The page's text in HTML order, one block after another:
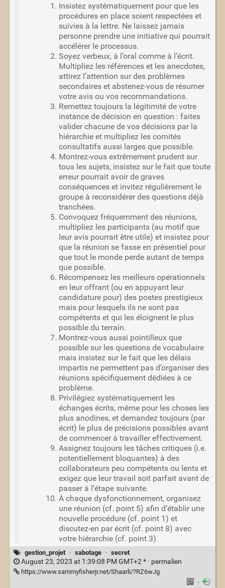
Insistez systématiquement pour que les
procédures en place soient respectées et
suivies à la lettre. Ne laissez jamais
personne prendre une initiative qui pourrait
accélérer le processus.
Soyez verbeux, à l’oral comme à l’écrit.
Multipliez les références et les anecdotes,
attirez l’attention sur des problèmes
secondaires et abstenez-vous de résumer
votre avis ou vos recommandations.
Remettez toujours la légitimité de votre
instance de décision en question : faites
valider chacune de vos décisions par la
hiérarchie et multipliez les comités
consultatifs aussi larges que possible.
Montrez-vous extrêmement prudent sur
tous les sujets, insistez sur le fait que toute
erreur pourrait avoir de graves
conséquences et invitez régulièrement le
groupe à reconsidérer des questions déjà
tranchées.
Convoquez fréquemment des réunions,
multipliez les participants (au motif que
leur avis pourrait être utile) et insistez pour
que la réunion se fasse en présentiel pour
que tout le monde perde autant de temps
que possible.
Récompensez les meilleurs opérationnels
en leur offrant (ou en appuyant leur
candidature pour) des postes prestigieux
mais pour lesquels ils ne sont pas
compétents et qui les éloignent le plus
possible du terrain.
Montrez-vous aussi pointilleux que
possible sur les questions de vocabulaire
mais insistez sur le fait que les délais
impartis ne permettent pas d’organiser des
réunions spécifiquement dédiées à ce
problème.
Privilégiez systématiquement les
échanges écrits, même pour les choses les
plus anodines, et demandez toujours (par
écrit) le plus de précisions possibles avant
de commencer à travailler effectivement.
Assignez toujours les tâches critiques (i.e.
potentiellement bloquantes) à des
collaborateurs peu compétents ou lents et
exigez que leur travail soit parfait avant de
passer à l’étape suivante.
À chaque dysfonctionnement, organisez
une réunion (cf. point 5) afin d’établir une
nouvelle procédure (cf. point 1) et
discutez-en par écrit (cf. point 8) avec
votre hiérarchie (cf. point 3).
gestion_projet · sabotage · secret
August 23, 2023 at 1:39:08 PM GMT+2 * · permalien
https://www.sammyfisherjr.net/Shaarli/?RZ6wJg
·